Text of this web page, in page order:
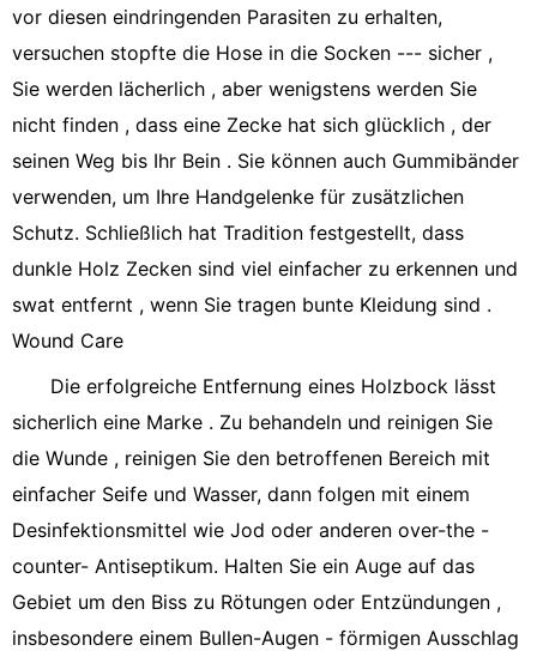
vor diesen eindringenden Parasiten zu erhalten,
versuchen stopfte die Hose in die Socken --- sicher ,
Sie werden lächerlich , aber wenigstens werden Sie
nicht finden , dass eine Zecke hat sich glücklich , der
seinen Weg bis Ihr Bein . Sie können auch Gummibänder
verwenden, um Ihre Handgelenke für zusätzlichen
Schutz. Schließlich hat Tradition festgestellt, dass
dunkle Holz Zecken sind viel einfacher zu erkennen und
swat entfernt , wenn Sie tragen bunte Kleidung sind .
Wound Care
Die erfolgreiche Entfernung eines Holzbock lässt
sicherlich eine Marke . Zu behandeln und reinigen Sie
die Wunde , reinigen Sie den betroffenen Bereich mit
einfacher Seife und Wasser, dann folgen mit einem
Desinfektionsmittel wie Jod oder anderen over-the -
counter- Antiseptikum. Halten Sie ein Auge auf das
Gebiet um den Biss zu Rötungen oder Entzündungen ,
insbesondere einem Bullen-Augen - förmigen Ausschlag